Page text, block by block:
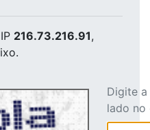
216.73.216.91,
Digite
lado no